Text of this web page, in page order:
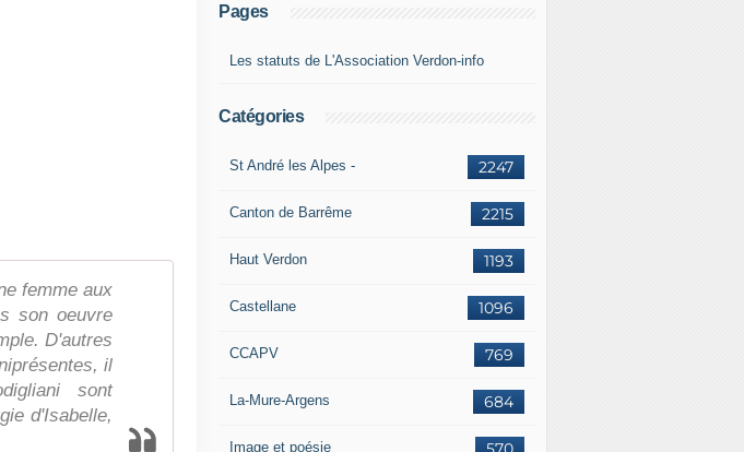
femme aux
son oeuvre
D'autres
il
sont
d'Isabelle,
Pages
Les statuts de L'Association Verdon-info
Catégories
2247
St André les Alpes -
2215
Canton de Barrême
1193
Haut Verdon
1096
Castellane
769
CCAPV
684
La-Mure-Argens
Image et poésie